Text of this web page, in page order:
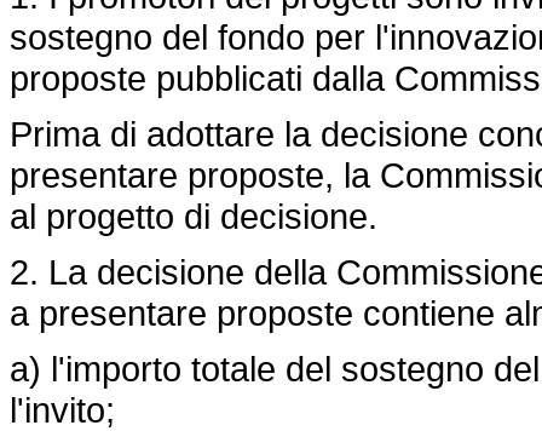
sostegno del fondo per
proposte pubblicati dalla
Prima di adottare la decisione
presentare proposte, la
al progetto di decisione.
2. La decisione della
a presentare proposte contiene
a) l'importo totale del sostegno
l'invito;